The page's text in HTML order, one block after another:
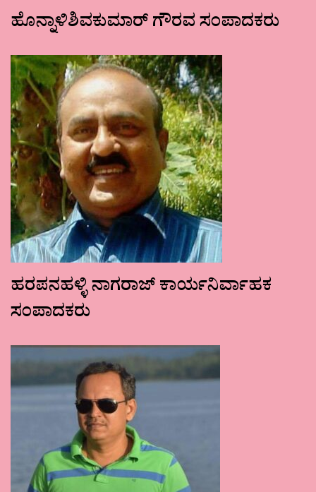
ಹೊನ್ನಾಳಿಶಿವಕುಮಾರ್ ಗೌರವ ಸಂಪಾದಕರು
ಹರಪನಹಳ್ಳಿ ನಾಗರಾಜ್ ಕಾರ್ಯನಿರ್ವಾಹಕ
ಸಂಪಾದಕರು